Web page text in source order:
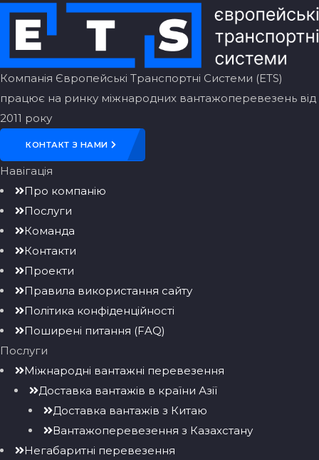
Компанія Європейські Транспортні Системи (ETS)
працює на ринку міжнародних вантажоперевезень від
2011 року
КОНТАКТ З НАМИ
Навігація
Про компанію
Послуги
Команда
Контакти
Проекти
Правила використання сайту
Політика конфіденційності
Поширені питання (FAQ)
Послуги
Міжнародні вантажні перевезення
Доставка вантажів в країни Азії
Доставка вантажів з Китаю
Вантажоперевезення з Казахстану
Негабаритні перевезення